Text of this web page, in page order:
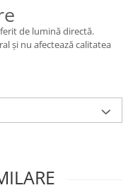
de lumină directă.
și nu afectează calitatea